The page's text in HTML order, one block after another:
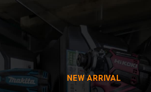
NEW ARRIVAL